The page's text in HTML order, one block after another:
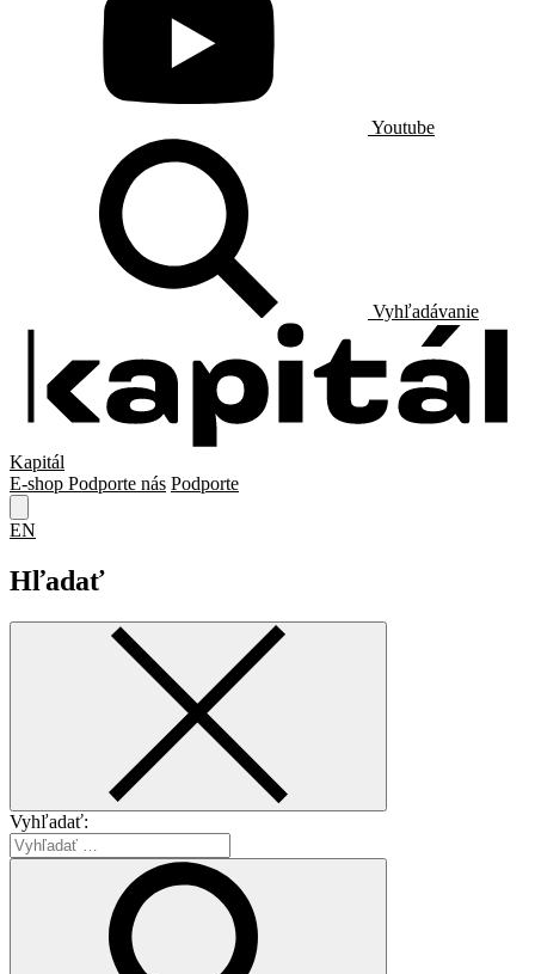
Youtube
Vyhľadávanie
Kapitál
E-shop Podporte nás Podporte
EN
Hľadať
Vyhľadať: